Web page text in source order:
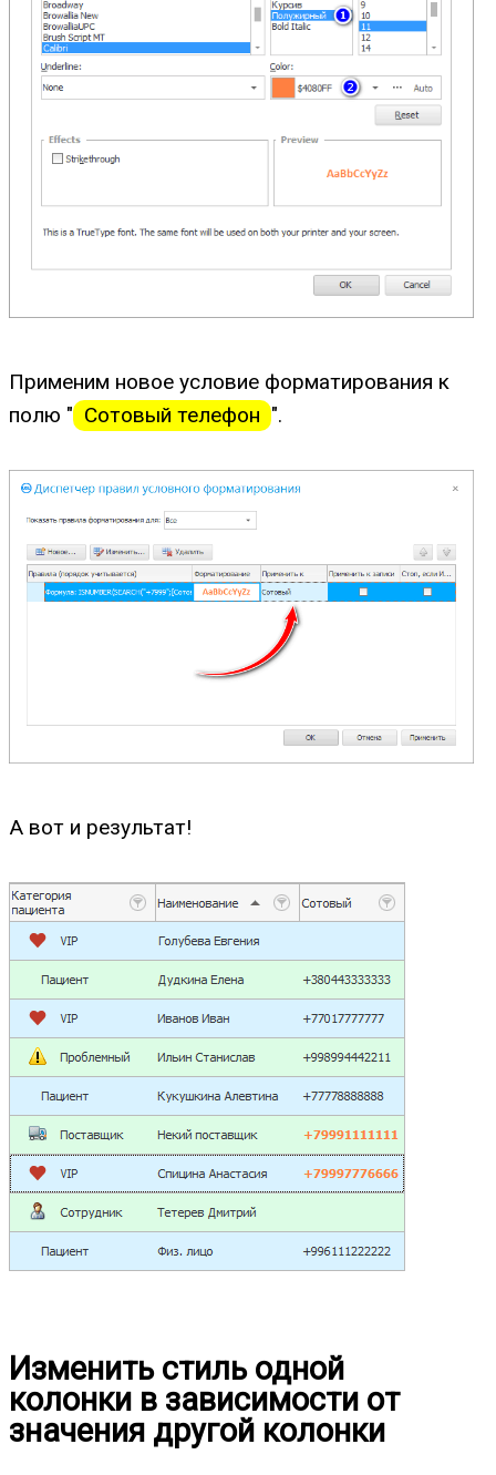
Применим новое условие форматирования к
полю " Сотовый телефон ".
А вот и результат!
Изменить стиль одной
колонки в зависимости от
значения другой колонки